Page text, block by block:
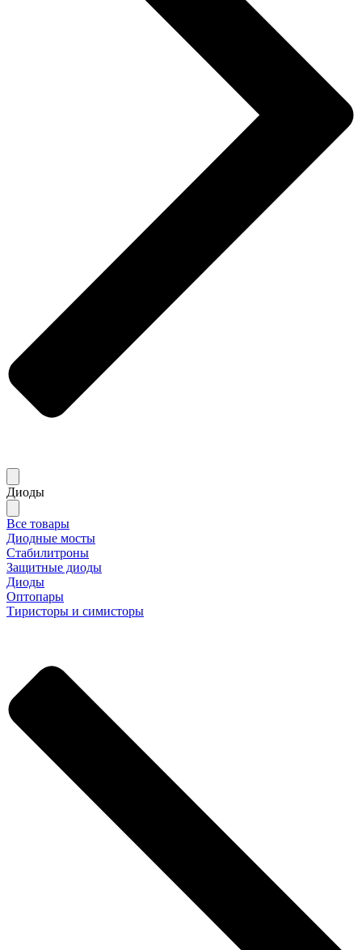
Диоды
Все товары
Диодные мосты
Стабилитроны
Защитные диоды
Диоды
Оптопары
Тиристоры и симисторы